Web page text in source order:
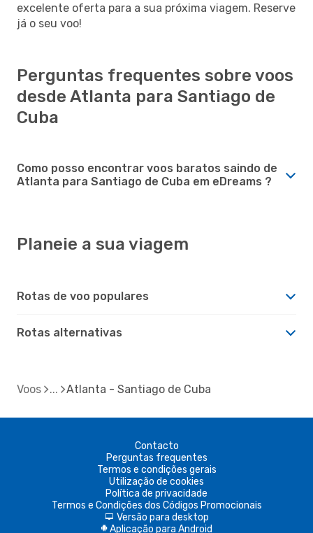
excelente oferta para a sua próxima viagem. Reserve
já o seu voo!
Perguntas frequentes sobre voos
desde Atlanta para Santiago de
Cuba
Como posso encontrar voos baratos saindo de
Atlanta para Santiago de Cuba em eDreams ?
Planeie a sua viagem
Rotas de voo populares
Rotas alternativas
Voos Atlanta - Santiago de Cuba
Contacto
Perguntas frequentes
Termos e condições gerais
Utilização de cookies
Política de privacidade
Termos e Condições dos Códigos Promocionais
d Versão para desktop
A Aplicação para Android